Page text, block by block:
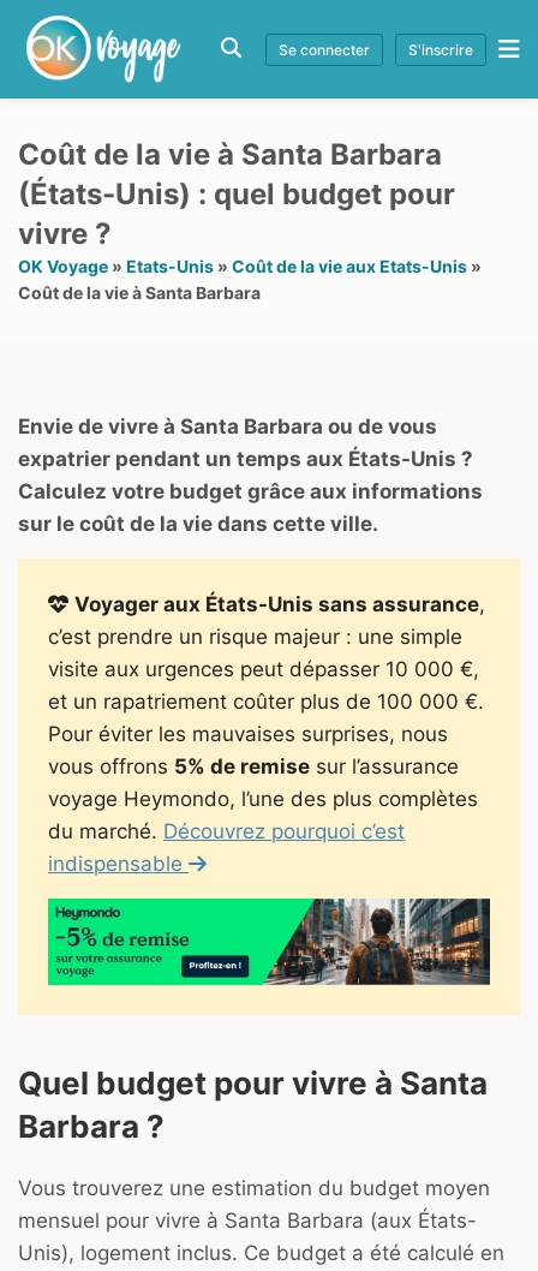
Se connecter S'inscrire
Coût de la vie à Santa Barbara
(États-Unis) : quel budget pour
vivre ?
OK Voyage » Etats-Unis » Coût de la vie aux Etats-Unis »
Coût de la vie à Santa Barbara
Envie de vivre à Santa Barbara ou de vous
expatrier pendant un temps aux États-Unis ?
Calculez votre budget grâce aux informations
sur le coût de la vie dans cette ville.
Voyager aux États-Unis sans assurance,
c’est prendre un risque majeur : une simple
visite aux urgences peut dépasser 10 000 €,
et un rapatriement coûter plus de 100 000 €.
Pour éviter les mauvaises surprises, nous
vous offrons 5% de remise sur l’assurance
voyage Heymondo, l’une des plus complètes
du marché. Découvrez pourquoi c’est
indispensable
Quel budget pour vivre à Santa
Barbara ?
Vous trouverez une estimation du budget moyen
mensuel pour vivre à Santa Barbara (aux États-
Unis), logement inclus. Ce budget a été calculé en